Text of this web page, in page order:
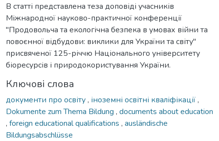
В статті представлена теза доповіді учасників
Міжнародної науково-практичної конференції
"Продовольча та екологічна безпека в умовах війни та
повоєнної відбудови: виклики для України та світу"
присвяченої 125-річчю Національного університету
біоресурсів і природокористування України.
Ключові слова
документи про освіту, іноземні освітні кваліфікації,
Dokumente zum Thema Bildung , documents about education
, foreign educational qualifications , ausländische
Bildungsabschlüsse